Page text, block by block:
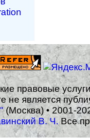
правовые
не является
(Москва) • 2001-
В. Ч.Все